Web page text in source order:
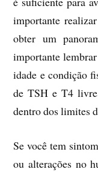
importante
obter um
importante lembrar
idade e condição
de TSH e T4
dentro dos limites
Se você tem
ou alterações no